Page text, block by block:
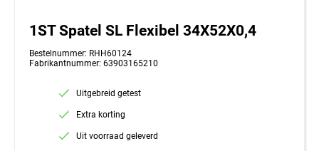
1ST Spatel SL Flexibel 34X52X0,4
Bestelnummer: RHH60124
Fabrikantnummer: 63903165210
Uitgebreid getest
Extra korting
Uit voorraad geleverd